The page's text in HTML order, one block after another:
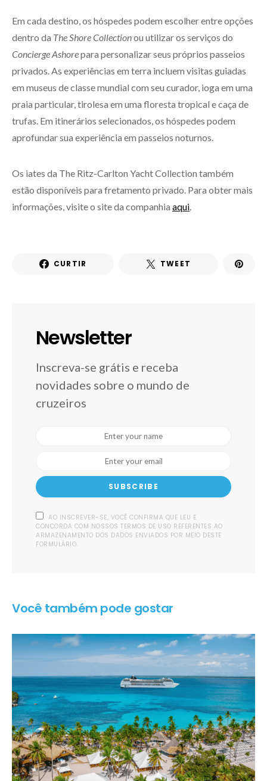
Em cada destino, os hóspedes podem escolher entre opções
dentro da The Shore Collectionou utilizar os serviços do
Concierge Ashorepara personalizar seus próprios passeios
privados. As experiências em terra incluem visitas guiadas
em museus de classe mundial com seu curador, ioga em uma
praia particular, tirolesa em uma floresta tropical e caça de
trufas. Em itinerários selecionados, os hóspedes podem
aprofundar sua experiência em passeios noturnos.
Os iates da The Ritz-Carlton Yacht Collection também
estão disponíveis para fretamento privado. Para obter mais
informações, visite o site da companhia aqui
CURTIR TWEET
Newsletter
Inscreva-se grátis e receba
novidades sobre o mundo de
cruzeiros
SUBSCRIBE
AO INSCREVER-SE, VOCÊ CONFIRMA QUE LEU E
CONCORDA COM NOSSOS TERMOS DE USO REFERENTES AO
ARMAZENAMENTO DOS DADOS ENVIADOS POR MEIO DESTE
FORMULÁRIO.
Você também pode gostar